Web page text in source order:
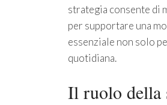
strategia consente di
per supportare una
essenziale non solo
quotidiana.
Il ruolo della